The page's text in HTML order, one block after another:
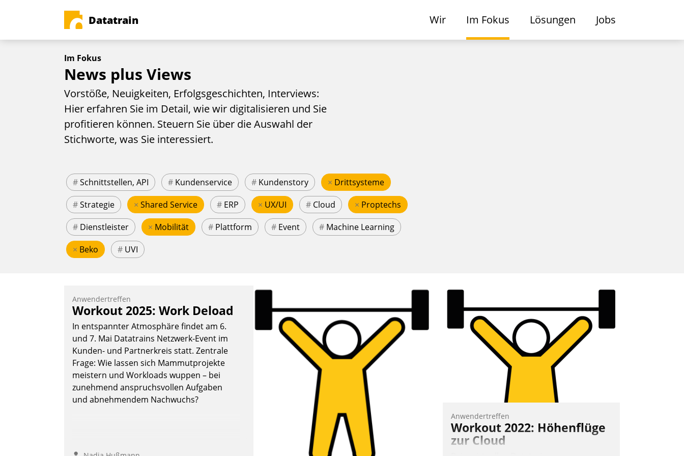
Datatrain Wir Im Fokus Lösungen Jobs
Im Fokus
News plus Views
Vorstöße, Neuigkeiten, Erfolgsgeschichten, Interviews:
Hier erfahren Sie im Detail, wie wir digitalisieren und Sie
profitieren können. Steuern Sie über die Auswahl der
Stichworte, was Sie interessiert.
#Schnittstellen, API # Kundenservice # Kundenstory × Drittsysteme
#Strategie × Shared Service # ERP × UX/UI # Cloud × Proptechs
# Dienstleister × Mobilität # Plattform # Event # Machine Learning
× Beko # UVI
Anwendertreffen
Workout 2025: Work Deload
In entspannter Atmosphäre findet am 6.
und 7. Mai Datatrains Netzwerk-Event im
Kunden- und Partnerkreis statt. Zentrale
Frage: Wie lassen sich Mammutprojekte
meistern und Workloads wuppen – bei
zunehmend anspruchsvollen Aufgaben
und abnehmendem Nachwuchs?
Anwendertreffen
Workout 2022: Höhenflüge
zur Cloud